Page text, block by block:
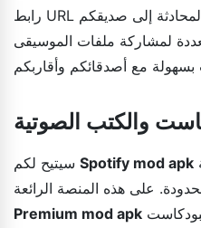
رابط URL لملف الموسيقى وإرساله في المحادثة إلى صديقكم
لمشاركة ملفات الموسيقى
والكتب الصوتية
Spotify mod apk
Premium mod apk